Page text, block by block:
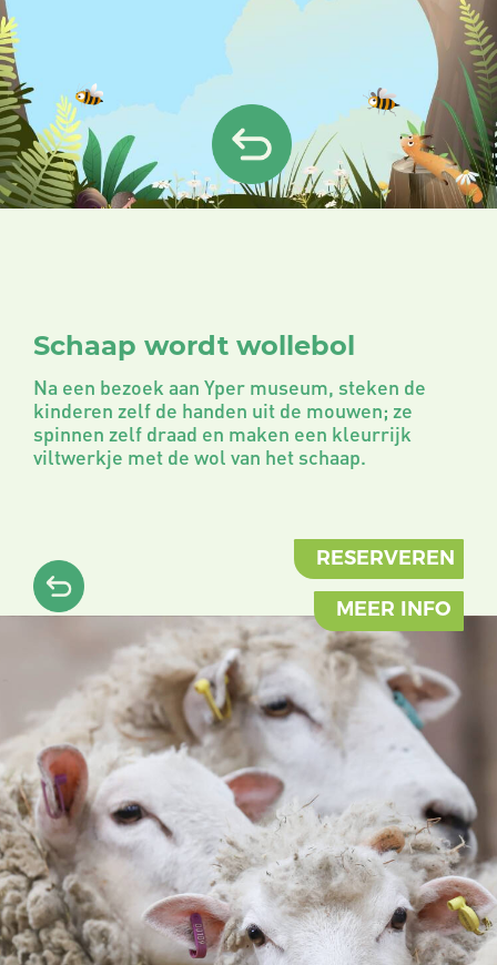
MEER INFO
RESERVEREN
Schaap wordt wollebol
Na een bezoek aan Yper museum, steken de
kinderen zelf de handen uit de mouwen; ze
spinnen zelf draad en maken een kleurrijk
viltwerkje met de wol van het schaap.